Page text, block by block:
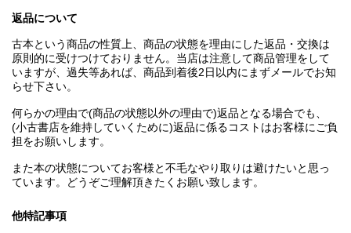
返品について
古本という商品の性質上、商品の状態を理由にした返品・交換は
原則的に受けつけておりません。当店は注意して商品管理をして
いますが、過失等あれば、商品到着後2日以内にまずメールでお知
らせ下さい。
何らかの理由で(商品の状態以外の理由で)返品となる場合でも、
(小古書店を維持していくために)返品に係るコストはお客様にご負
担をお願いします。
また本の状態についてお客様と不毛なやり取りは避けたいと思っ
ています。どうぞご理解頂きたくお願い致します。
他特記事項